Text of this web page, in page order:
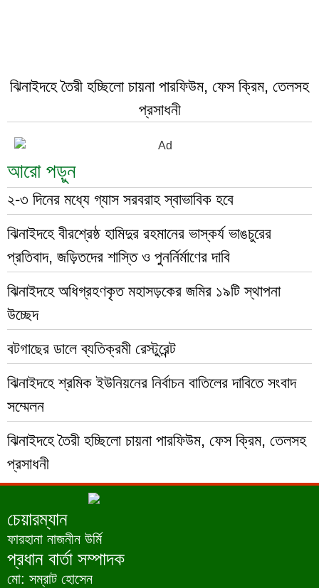
ঝিনাইদহে তৈরী হচ্ছিলো চায়না পারফিউম, ফেস ক্রিম, তেলসহ
প্রসাধনী
আরো পড়ুন
২-৩ দিনের মধ্যে গ্যাস সরবরাহ স্বাভাবিক হবে
ঝিনাইদহে বীরশ্রেষ্ঠ হামিদুর রহমানের ভাস্কর্য ভাঙচুরের
প্রতিবাদ, জড়িতদের শাস্তি ও পুনর্নির্মাণের দাবি
ঝিনাইদহে অধিগ্রহণকৃত মহাসড়কের জমির ১৯টি স্থাপনা
উচ্ছেদ
বটগাছের ডালে ব্যতিক্রমী রেস্টুরেন্ট
ঝিনাইদহে শ্রমিক ইউনিয়নের নির্বাচন বাতিলের দাবিতে সংবাদ
সম্মেলন
ঝিনাইদহে তৈরী হচ্ছিলো চায়না পারফিউম, ফেস ক্রিম, তেলসহ
প্রসাধনী
চেয়ারম্যান
ফারহানা নাজনীন উর্মি
প্রধান বার্তা সম্পাদক
মো: সম্রাট হোসেন